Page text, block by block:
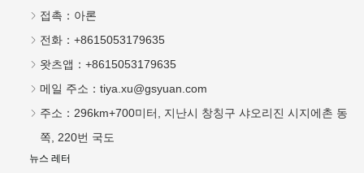
접촉： 아론
전화： +8615053179635
왓츠앱： +8615053179635
메일 주소： tiya.xu@gsyuan.com
주소： 296km+700미터, 지난시 창칭구 샤오리진 시지에촌 동
쪽, 220번 국도
뉴스 레터